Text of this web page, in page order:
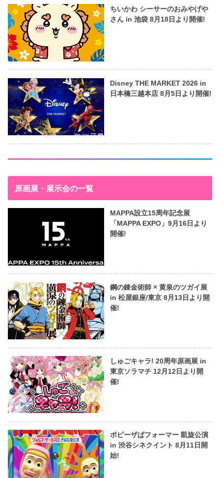
ちいかわ シーサーのおみやげや
さん in 池袋 8月18日より開催!
Disney THE MARKET 2026 in
日本橋三越本店 8月5日より開催!
原画展・展示会の一覧
MAPPA設立15周年記念展
「MAPPA EXPO」9月16日より
開催!
鋼の錬金術師 × 黄泉のツガイ展
in 松屋銀座/東京 8月13日より開
催!
しゅごキャラ! 20周年原画展 in
東京ソラマチ 12月12日より開
催!
ポピーザぱフォーマー 凱旋公演
in 渋谷シネクイント 8月11日開
始!